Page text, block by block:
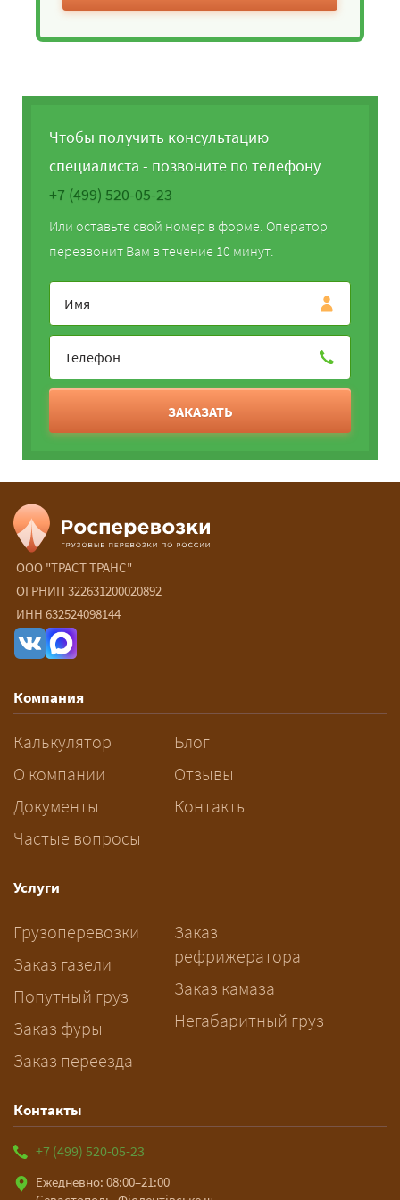
Чтобы получить консультацию
специалиста - позвоните по телефону
+7 (499) 520-05-23
Или оставьте свой номер в форме. Оператор
перезвонит Вам в течение 10 минут.
ЗАКАЗАТЬ
ООО "ТРАСТ ТРАНС"
ОГРНИП 322631200020892
ИНН 632524098144
Компания
Калькулятор
О компании
Документы
Частые вопросы
Блог
Отзывы
Контакты
Услуги
Грузоперевозки
Заказ газели
Попутный груз
Заказ фуры
Заказ переезда
Заказ
рефрижератора
Заказ камаза
Негабаритный груз
Контакты
+7 (499) 520-05-23
Ежедневно: 08:00–21:00